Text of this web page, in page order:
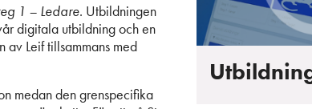
1 – Ledare. Utbildningen
digitala utbildning och en
Leif tillsammans med
medan den grenspecifika